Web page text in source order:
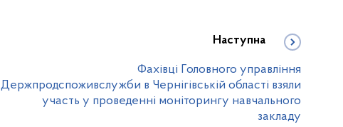
Наступна
Фахівці Головного управління
Держпродспоживслужби в Чернігівській області взяли
участь у проведенні моніторингу навчального
закладу